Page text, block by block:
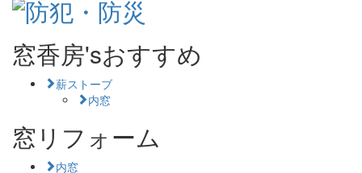
窓香房'sおすすめ
薪ストーブ
内窓
窓リフォーム
内窓